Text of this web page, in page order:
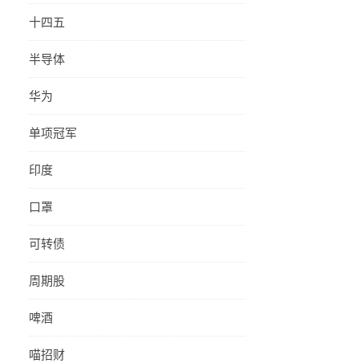
十四五
半导体
华为
单项冠军
印度
口罩
可转债
周期股
啤酒
喵招财